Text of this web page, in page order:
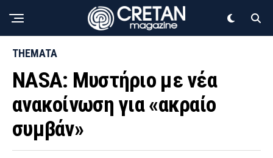
THEMATA
NASA: Μυστήριο με νέα
ανακοίνωση για «ακραίο
συμβάν»